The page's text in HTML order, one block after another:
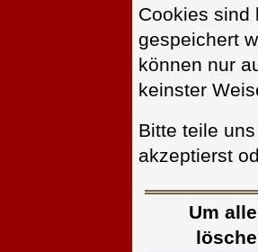
Cookies sind
gespeichert
können nur
keinster
Bitte teile
akzeptierst
Um